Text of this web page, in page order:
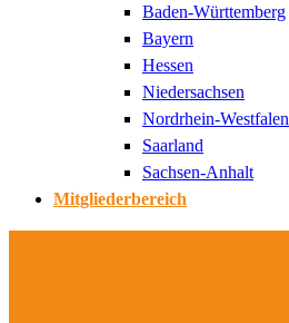
Baden-Württemberg
Bayern
Hessen
Niedersachsen
Nordrhein-Westfalen
Saarland
Sachsen-Anhalt
Mitgliederbereich